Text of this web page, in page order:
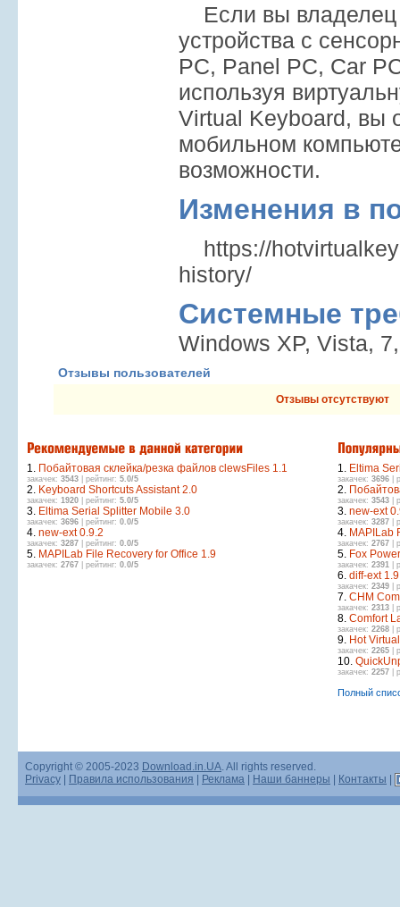
Если вы владелец
устройства с
PC, Panel PC, Car
используя
Virtual Keyboard, вы
мобильном
возможности.
Изменения в
https://
history/
Системные
Windows XP, Vista,
Отзывы пользователей
Отзывы отсутствуют
1. Побайтовая склейка/резка файлов clewsFiles 1.1
закачек: 3543 | рейтинг: 5.0/5
2. Keyboard Shortcuts Assistant 2.0
закачек: 1920 | рейтинг: 5.0/5
3. Eltima Serial Splitter Mobile 3.0
закачек: 3696 | рейтинг: 0.0/5
4. new-ext 0.9.2
закачек: 3287 | рейтинг: 0.0/5
5. MAPILab File Recovery for Office 1.9
закачек: 2767 | рейтинг: 0.0/5
1. Eltima
закачек: 3696 |
2.
закачек: 3543 |
3. new-ext
закачек: 3287 |
4. MAPILab
закачек: 2767 |
5. Fox
закачек: 2391 |
6. diff-ext
закачек: 2349 |
7. CHM
закачек: 2313 |
8. Comfort
закачек: 2268 |
9. Hot
закачек: 2265 |
10.
закачек: 2257 |
Полный
Copyright © 2005-2023 Download.in.UA. All rights reserved.
Privacy
Правила использования Реклама Наши баннеры Контакты